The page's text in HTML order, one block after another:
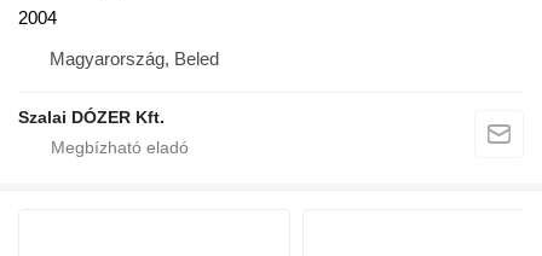
2004
Magyarország, Beled
Szalai DÓZER Kft.